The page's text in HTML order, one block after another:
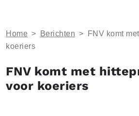
Home > Berichten >
FNV komt
koeriers
FNV komt met
voor koeriers